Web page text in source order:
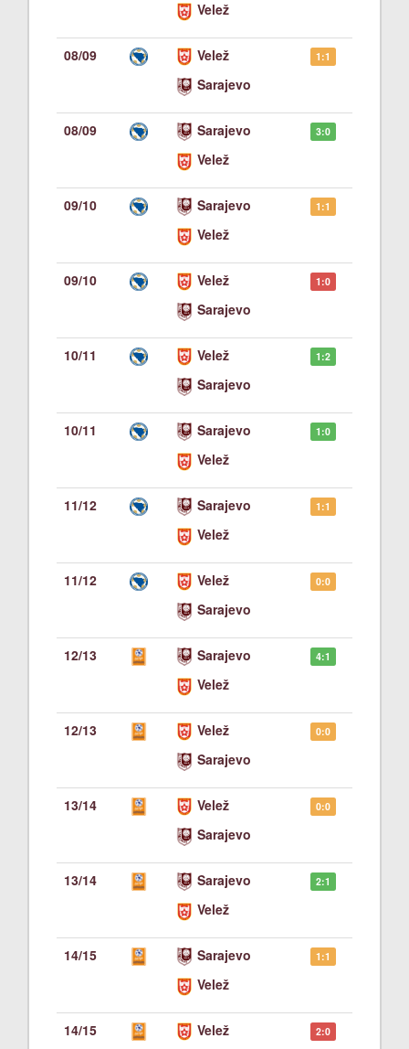
Velež
08/09
Velež
Sarajevo
1:1
08/09
Sarajevo
Velež
3:0
09/10
Sarajevo
Velež
1:1
09/10
Velež
Sarajevo
1:0
10/11
Velež
Sarajevo
1:2
10/11
Sarajevo
Velež
1:0
11/12
Sarajevo
Velež
1:1
11/12
Velež
Sarajevo
0:0
12/13
Sarajevo
Velež
4:1
12/13
Velež
Sarajevo
0:0
13/14
Velež
Sarajevo
0:0
13/14
Sarajevo
Velež
2:1
14/15
Sarajevo
Velež
1:1
14/15
Velež
2:0